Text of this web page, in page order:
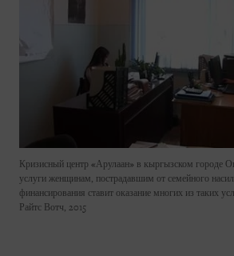
Кризисный центр «Арулаан» в кыргызском городе
услуги женщинам, пострадавшим от семейного
финансирования ставит оказание многих из таких
Райтс Вотч, 2015